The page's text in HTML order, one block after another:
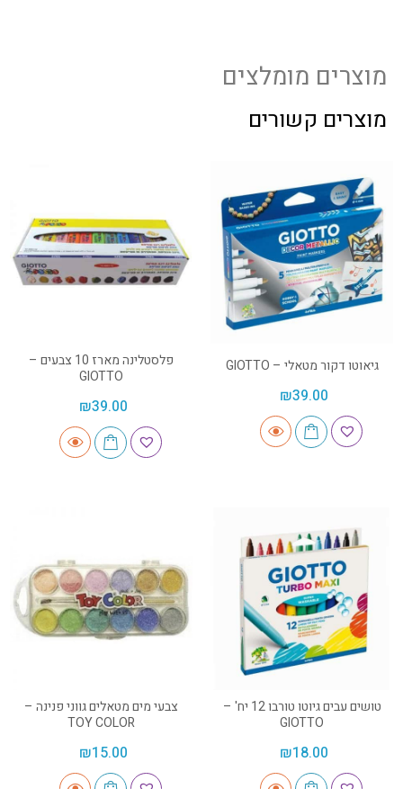
מוצרים מומלצים
מוצרים קשורים
גיאוטו דקור מטאלי – GIOTTO
₪39.00
פלסטלינה מארז 10 צבעים –
GIOTTO
₪39.00
טושים עבים גיוטו טורבו 12 יח' –
GIOTTO
₪18.00
צבעי מים מטאלים גווני פנינה –
TOY COLOR
₪15.00